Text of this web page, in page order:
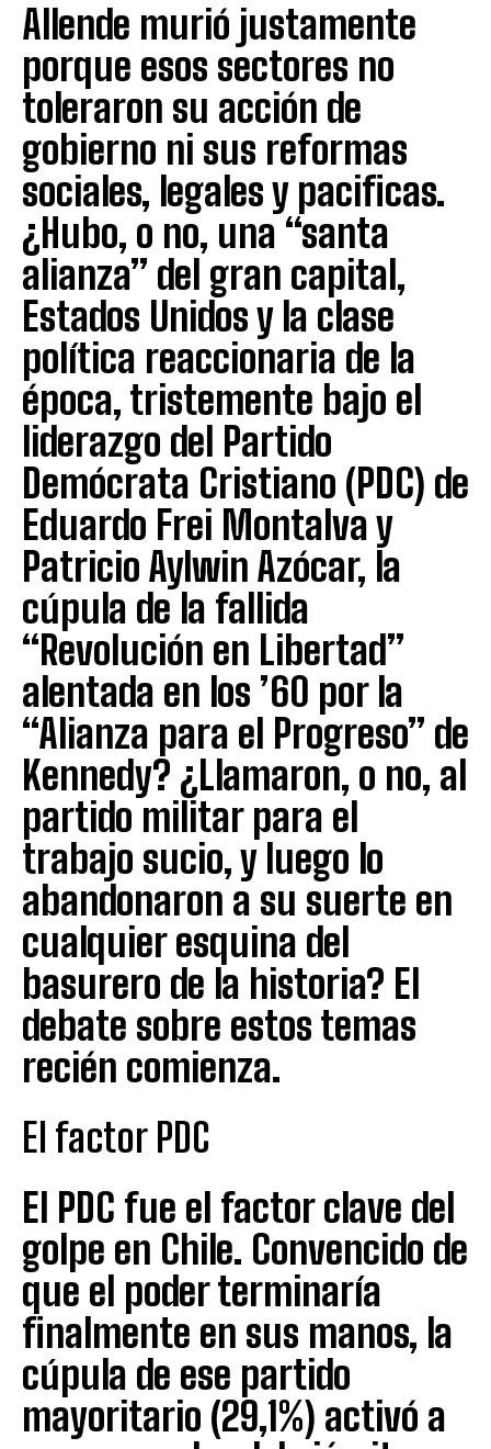
Allende murió justamente
porque esos sectores no
toleraron su acción de
gobierno ni sus reformas
sociales, legales y pacificas.
¿Hubo, o no, una “santa
alianza” del gran capital,
Estados Unidos y la clase
política reaccionaria de la
época, tristemente bajo el
liderazgo del Partido
Demócrata Cristiano (PDC) de
Eduardo Frei Montalva y
Patricio Aylwin Azócar, la
cúpula de la fallida
“Revolución en Libertad”
alentada en los ’60 por la
“Alianza para el Progreso” de
Kennedy? ¿Llamaron, o no, al
partido militar para el
trabajo sucio, y luego lo
abandonaron a su suerte en
cualquier esquina del
basurero de la historia? El
debate sobre estos temas
recién comienza.
El factor PDC
El PDC fue el factor clave del
golpe en Chile. Convencido de
que el poder terminaría
finalmente en sus manos, la
cúpula de ese partido
mayoritario (29,1%) activó a